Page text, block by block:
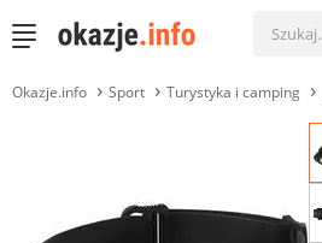
Okazje.info Sport Turystyka i camping